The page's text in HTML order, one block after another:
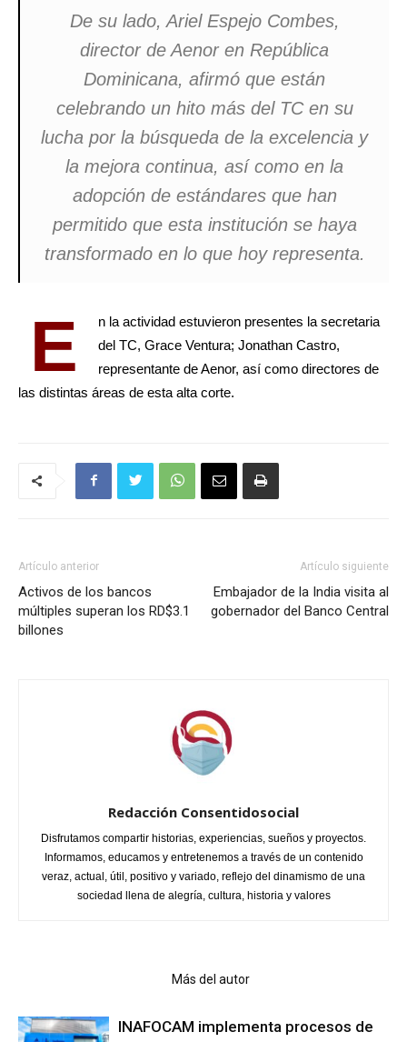
De su lado, Ariel Espejo Combes,
director de Aenor en República
Dominicana, afirmó que están
celebrando un hito más del TC en su
lucha por la búsqueda de la excelencia y
la mejora continua, así como en la
adopción de estándares que han
permitido que esta institución se haya
transformado en lo que hoy representa.
E
n la actividad estuvieron presentes la secretaria
del TC, Grace Ventura; Jonathan Castro,
representante de Aenor, así como directores de
las distintas áreas de esta alta corte.
Artículo anterior
Activos de los bancos
múltiples superan los RD$3.1
billones
Artículo siguiente
Embajador de la India visita al
gobernador del Banco Central
Redacción Consentidosocial
Disfrutamos compartir historias, experiencias, sueños y proyectos.
Informamos, educamos y entretenemos a través de un contenido
veraz, actual, útil, positivo y variado, reflejo del dinamismo de una
sociedad llena de alegría, cultura, historia y valores
Más del autor
INAFOCAM implementa procesos de